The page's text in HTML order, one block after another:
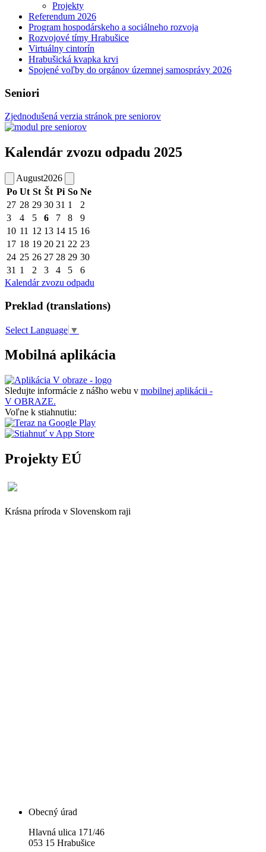
Projekty
Referendum 2026
Program hospodárskeho a sociálneho rozvoja
Rozvojové tímy Hrabušice
Virtuálny cintorín
Hrabušická kvapka krvi
Spojené voľby do orgánov územnej samosprávy 2026
Seniori
Zjednodušená verzia stránok pre seniorov
Kalendár zvozu odpadu 2025
August2026
Po Ut St Št Pi So Ne
27 28 29 30 31 1
2
3
4 5 6 7 8
9
10 11 12 13 14 15 16
17 18 19 20 21 22 23
24 25 26 27 28 29 30
31 1 2 3 4 5
6
Kalendár zvozu odpadu
Preklad (translations)
Select Language ▼
Mobilná aplikácia
Sledujte informácie z nášho webu v mobilnej aplikácii -
V OBRAZE.
Voľne k stiahnutiu:
Projekty EÚ
Krásna príroda v Slovenskom raji
Obecný úrad
Hlavná ulica 171/46
053 15 Hrabušice